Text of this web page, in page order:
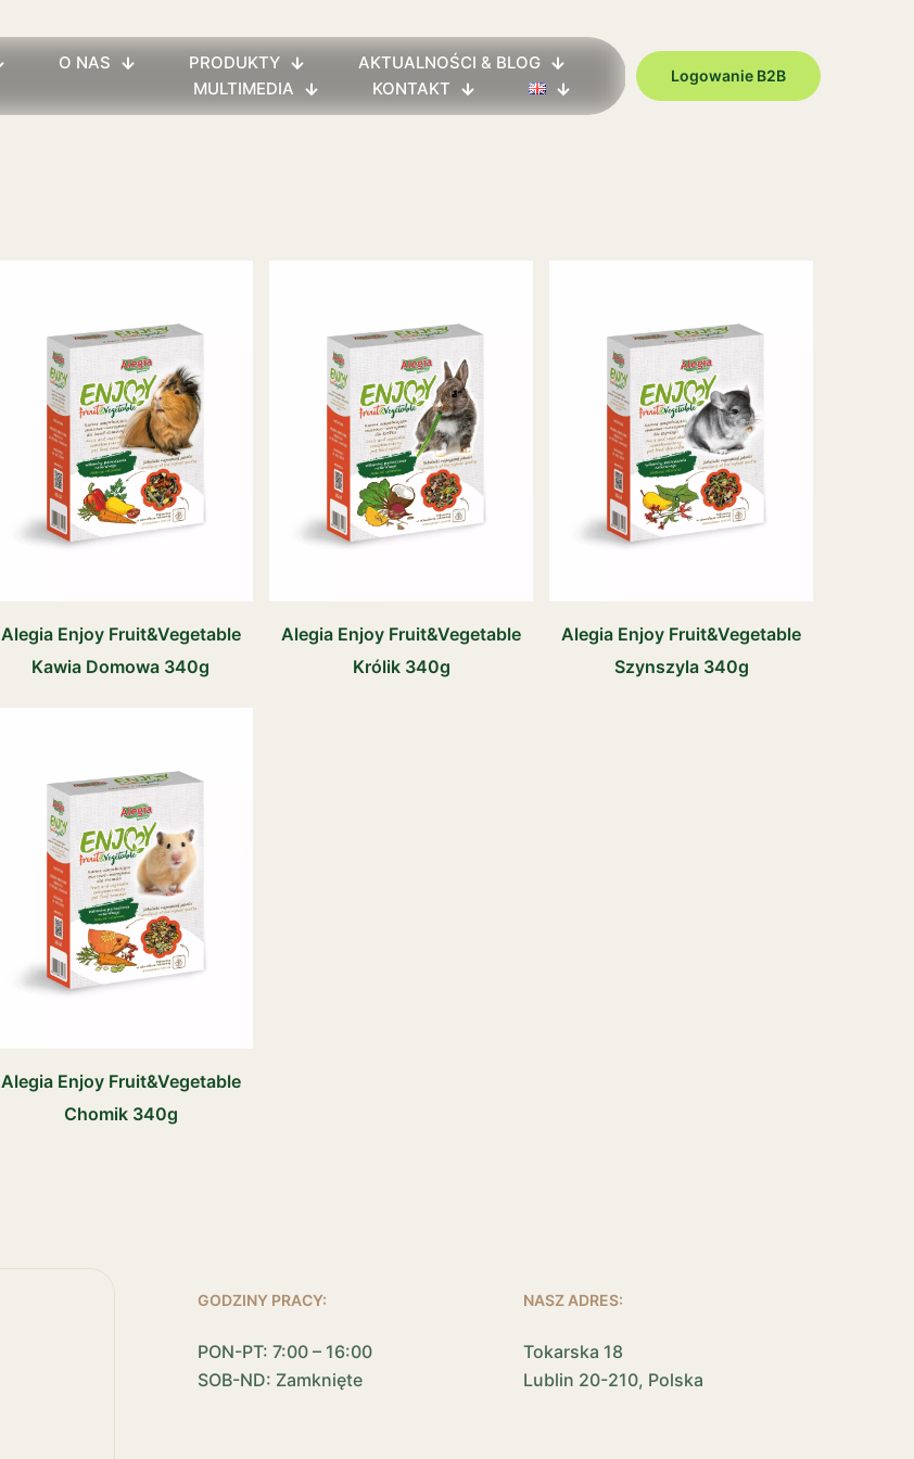
O NAS PRODUKTY
AKTUALNOŚCI & BLOG
MULTIMEDIA
KONTAKT
Logowanie B2B
Alegia Enjoy Fruit&Vegetable
Kawia Domowa 340g
Alegia Enjoy Fruit&Vegetable
Królik 340g
Alegia Enjoy Fruit&Vegetable
Szynszyla 340g
Alegia Enjoy Fruit&Vegetable
Chomik 340g
GODZINY PRACY:
PON-PT: 7:00 – 16:00
SOB-ND: Zamknięte
NASZ ADRES:
Tokarska 18
Lublin 20-210, Polska